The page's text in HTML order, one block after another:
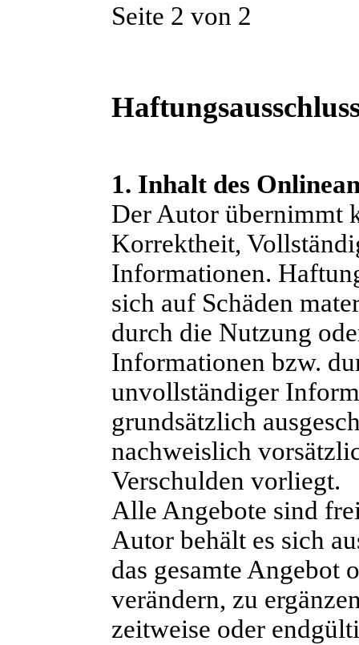
Seite 2 von 2
1. Inhalt des
Der Autor übernimmt
Korrektheit,
Informationen.
sich auf Schäden
durch die Nutzung
Informationen bzw.
unvollständiger
grundsätzlich
nachweislich
Verschulden vorliegt.
Alle Angebote sind
Autor behält es sich
das gesamte Angebot
verändern, zu
zeitweise oder